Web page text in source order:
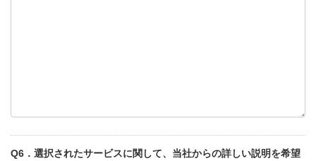
Q6．選択されたサービスに関して、当社からの詳しい説明を希望